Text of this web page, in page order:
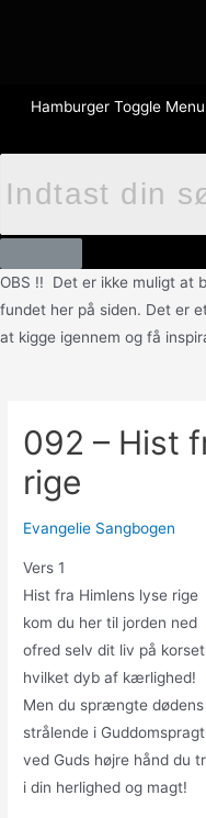
Hamburger Toggle Menu
OBS !! Det er ikke muligt at
fundet her på siden. Det er
at kigge igennem og få
092 – Hist
rige
Evangelie Sangbogen
Vers 1
Hist fra Himlens lyse rige
kom du her til jorden ned
ofred selv dit liv på
hvilket dyb af kærlighed!
Men du sprængte
strålende i
ved Guds højre hånd du
i din herlighed og magt!